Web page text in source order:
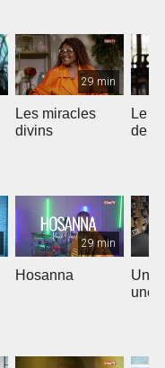
29 min
Les miracles
divins
Le
de
29 min
Hosanna
Un
une